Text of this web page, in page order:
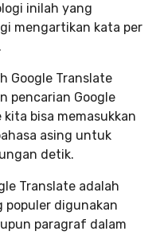
inilah yang
mengartikan kata per
Google Translate
pencarian Google
bisa memasukkan
asing untuk
detik.
Translate adalah
populer digunakan
paragraf dalam